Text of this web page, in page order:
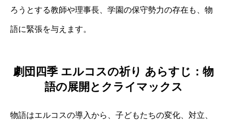
ろうとする教師や理事長、学園の保守勢力の存在も、物
語に緊張を与えます。
劇団四季 エルコスの祈り あらすじ：物
語の展開とクライマックス
物語はエルコスの導入から、子どもたちの変化、対立、